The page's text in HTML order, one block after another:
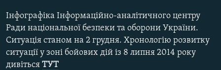
пошуку
ВСЕ ЗА ДЕНЬ
СПЕЦПРОЕКТИ
ДЕПОРТАЦІЯ
ЯК ОБІЙТИ БЛОКУВАННЯ
Інфографіка Інформаційно-аналітичного центру
Ради національної безпеки та оборони України.
Ситуація станом на 2 грудня. Хронологію розвитку
ситуації у зоні бойових дій із 8 липня 2014 року
дивіться ТУТ